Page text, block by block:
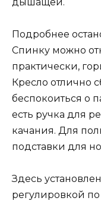
Подробнее
Спинку можно
практически,
Кресло отлично
беспокоиться о
есть ручка для
качания. Для
подставки для
Здесь
регулировкой по